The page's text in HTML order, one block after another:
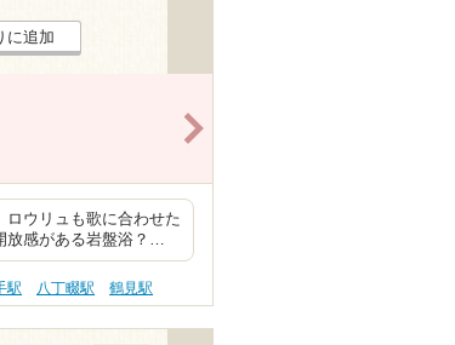
に追加
ウリュも歌に合わせた
放感がある岩盤浴？…
駅 八丁畷駅 鶴見駅